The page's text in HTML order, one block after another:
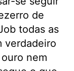
de
todas as
verdadeiro
nem